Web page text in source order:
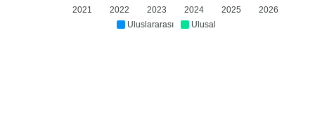
Uluslararası Ulusal
2021 2022 2023 2024 2025 2026